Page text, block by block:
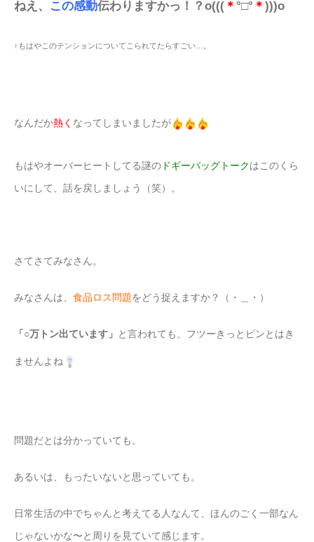
ねえ、 この感動伝わりますかっ！？o((( ＊ °□° ＊ )))o
↑もはやこのテンションについてこられてたらすごい…。
なんだか熱く なってしまいましたが
もはやオーバーヒートしてる謎の ドギーバッグトークはこのくら
いにして、話を戻しましょう（笑）。
さてさてみなさん。
みなさんは、 食品ロス問題をどう捉えますか？（・＿・）
「○万トン出ています」 と言われても、フツーきっとピンとはき
ませんよね
問題だとは分かっていても。
あるいは、もったいないと思っていても。
日常生活の中でちゃんと考えてる人なんて、ほんのごく一部なん
じゃないかな〜と周りを見ていて感じます。